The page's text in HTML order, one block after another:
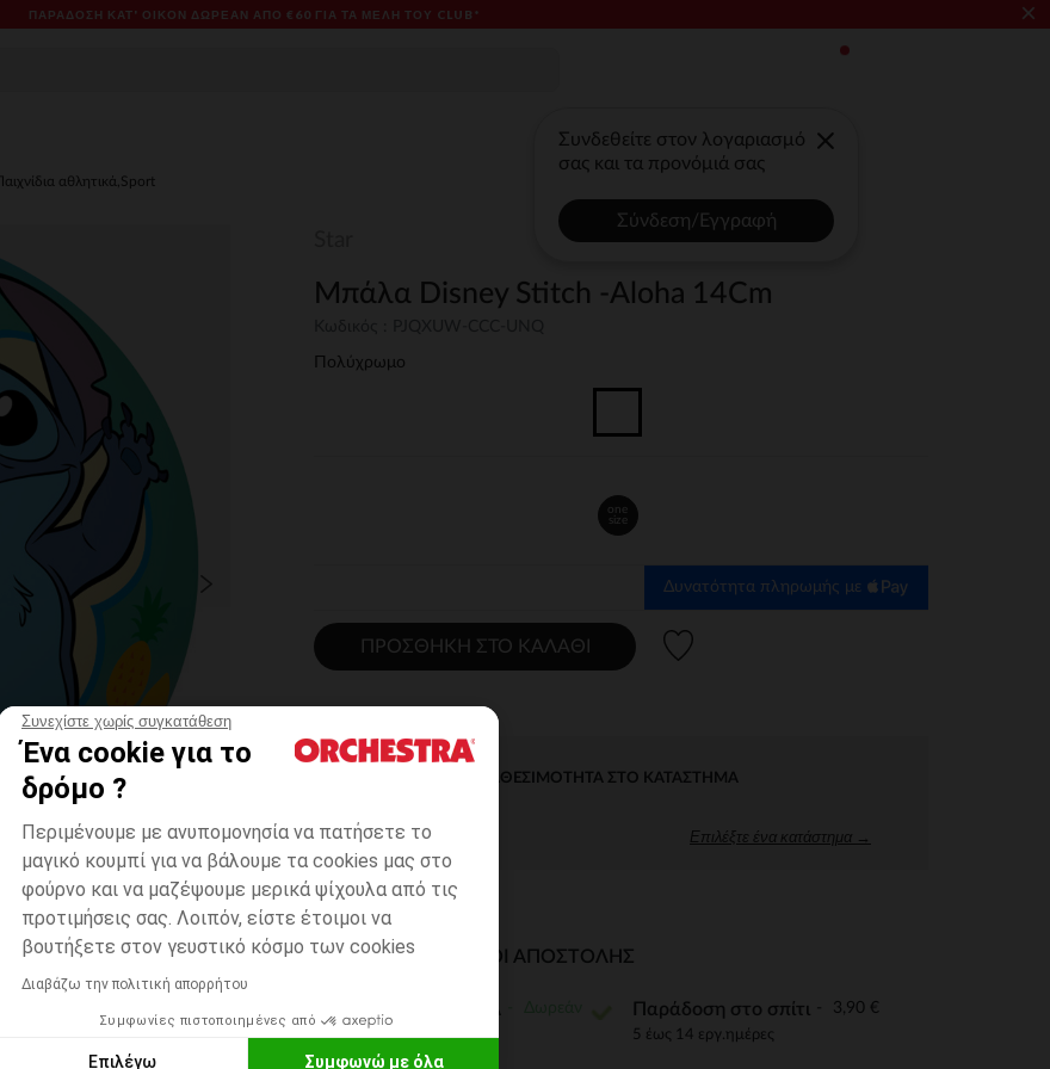
Συνεχίστε χωρίς συγκατάθεση
Ένα cookie για το
δρόμο ?
Περιμένουμε με ανυπομονησία να πατήσετε το
μαγικό κουμπί για να βάλουμε τα cookies μας στο
φούρνο και να μαζέψουμε μερικά ψίχουλα από τις
προτιμήσεις σας. Λοιπόν, είστε έτοιμοι να
βουτήξετε στον γευστικό κόσμο των cookies
Διαβάζω την πολιτική απορρήτου
Συμφωνίες πιστοποιημένες από
Επιλέγω Συμφωνώ με όλα
ΠΑΡΆΔΟΣΗ ΚΑΤ' ΟΊΚΟΝ ΔΩΡΕΑΝ ΑΠΌ €60 ΓΙΑ ΤΑ ΜΈΛΗ ΤΟΥ CLUB* ×
Συνδεθείτε στον λογαριασμό
σας και τα προνόμιά σας
Σύνδεση/Εγγραφή
Παιχνίδια αθλητικά,Sport
Μπάλα Disney Stitch -Aloha 14Cm
Πολύχρωμο
one
size
Δυνατότητα πληρωμής με
ΠΡΟΣΘΉΚΗ ΣΤΟ ΚΑΛΆΘΙ
ΆΜΕΣΗ ΔΙΑΘΕΣΙΜΌΤΗΤΑ ΣΤΟ ΚΑΤΆΣΤΗΜΑ
Επιλέξτε ένα κατάστημα →
ΔΙΑΘΈΣΙΜΟΙ ΤΡΌΠΟΙ ΑΠΟΣΤΟΛΉΣ
ΣΕ ΚΑΤΑΣΤΗΜΑ Παράδοση στο σπίτι 3,90 €
5 έως 14 εργ.ημέρες